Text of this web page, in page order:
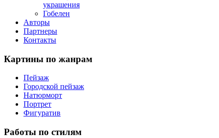
украшения
Гобелен
Авторы
Партнеры
Контакты
Картины по жанрам
Пейзаж
Городской пейзаж
Натюрморт
Портрет
Фигуратив
Работы по стилям